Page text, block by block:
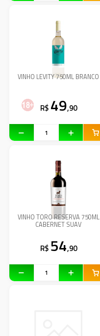
VINHO LEVITY 750ML BRANCO
R$ 49,90
VINHO TORO RESERVA 750ML
CABERNET SUAV
R$ 54,90